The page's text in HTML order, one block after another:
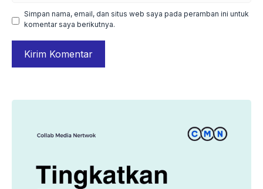
Simpan nama, email, dan situs web saya pada peramban ini untuk
komentar saya berikutnya.